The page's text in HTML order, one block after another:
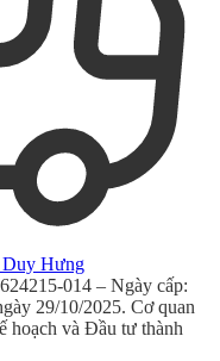
Hưng
014 – Ngày cấp:
29/10/2025. Cơ quan
hoạch và Đầu tư thành